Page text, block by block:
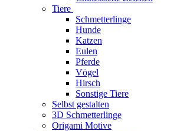
Tiere
Schmetterlinge
Hunde
Katzen
Eulen
Pferde
Vögel
Hirsch
Sonstige Tiere
Selbst gestalten
3D Schmetterlinge
Origami Motive